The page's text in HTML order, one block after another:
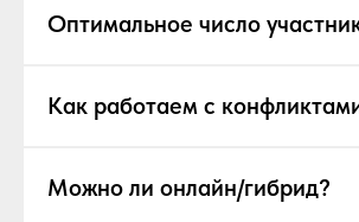
Оптимальное число
Как работаем с
Можно ли онлайн/гибрид?